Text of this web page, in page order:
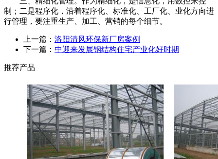
制；二是程序化，沿着程序化、标准化、工厂化、业化方向进
行管理，要注重生产、加工、营销的每个细节。
上一篇： 洛阳清风环保新厂房案例
下一篇： 中迎来发展钢结构住宅产业化好时期
推荐产品